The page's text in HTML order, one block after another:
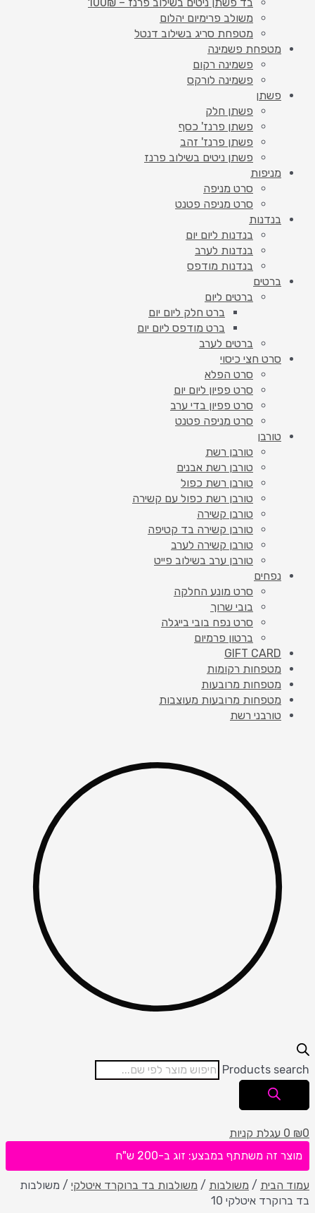
משולב פרימיום יהלום
מטפחת סריג בשילוב דנטל
מטפחת פשמינה
פשמינה רקום
פשמינה לורקס
פשתן
פשתן חלק
פשתן פרנז' כסף
פשתן פרנז' זהב
פשתן ניטים בשילוב פרנז
מניפות
סרט מניפה
סרט מניפה פטנט
בנדנות
בנדנות ליום יום
בנדנות לערב
בנדנות מודפס
ברטים
ברטים ליום
ברט חלק ליום יום
ברט מודפס ליום יום
ברטים לערב
סרט חצי כיסוי
סרט הפלא
סרט פפיון ליום יום
סרט פפיון בדי ערב
סרט מניפה פטנט
טורבן
טורבן רשת
טורבן רשת אבנים
טורבן רשת כפול
טורבן רשת כפול עם קשירה
טורבן קשירה
טורבן קשירה בד קטיפה
טורבן קשירה לערב
טורבן ערב בשילוב פייט
נפחים
סרט מונע החלקה
בובי שרוך
סרט נפח בובי בייגלה
ברטון פרמיום
GIFT CARD
מטפחות רקומות
מטפחות מרובעות
מטפחות מרובעות מעוצבות
טורבני רשת
Products
עגלת קניות
זה משתתף במבצע: זוג ב-200 ש"ח
הבית/משולבות/משולבות בד ברוקרד איטלקי/ משולבות
איטלקי 10